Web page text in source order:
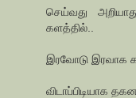
செய்வது
களத்தில்..
இரவோடு இரவாக
விடாப்பிடியாக